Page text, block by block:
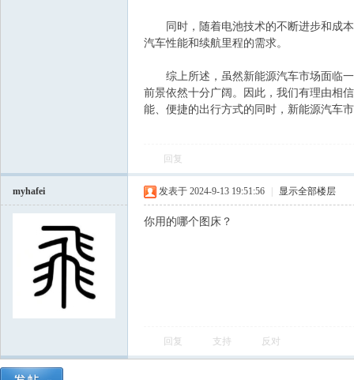
同时，随着电池技术的不断进步和成本
汽车性能和续航里程的需求。
综上所述，虽然新能源汽车市场面临一
前景依然十分广阔。因此，我们有理由相
能、便捷的出行方式的同时，新能源汽车
回复
myhafei 发表于 2024-9-13 19:51:56 显示全部楼层
你用的哪个图床？
回复 支持 反对